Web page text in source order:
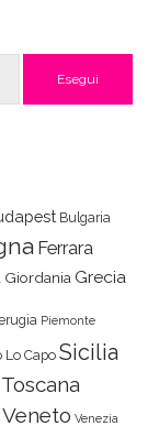
Bulgaria
Ferrara
Giordania Grecia
Piemonte
Lo Capo Sicilia
Toscana
Veneto Venezia